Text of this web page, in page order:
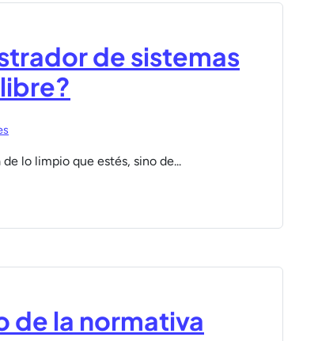
de sistemas
lo limpio que estés, sino de...
de la normativa